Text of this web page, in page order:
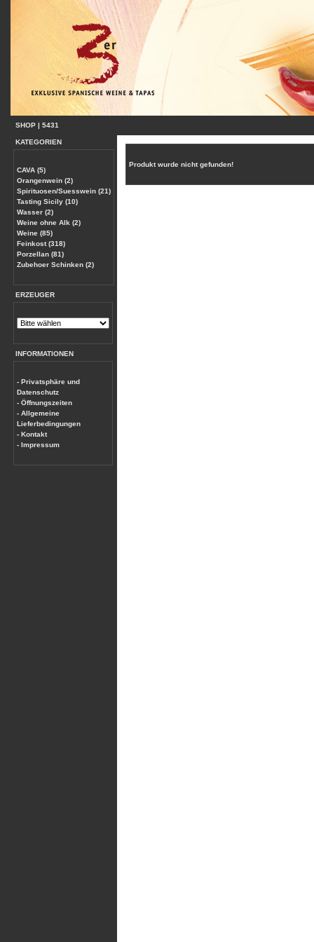
SHOP | 5431
KATEGORIEN
CAVA (5)
Orangenwein (2)
Spirituosen/Suesswein (21)
Tasting Sicily (10)
Wasser (2)
Weine ohne Alk (2)
Weine (85)
Feinkost (318)
Porzellan (81)
Zubehoer Schinken (2)
ERZEUGER
INFORMATIONEN
- Privatsphäre und
Datenschutz
- Öffnungszeiten
- Allgemeine
Lieferbedingungen
- Kontakt
- Impressum
Produkt wurde nicht gefunden!